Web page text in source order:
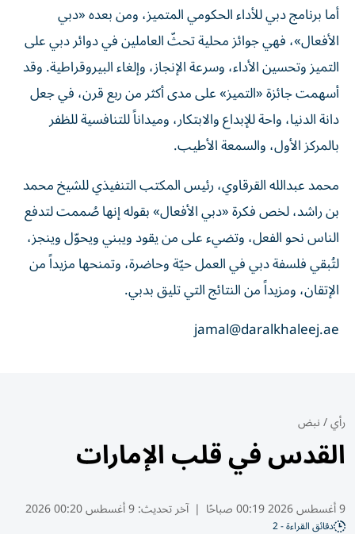
أما برنامج دبي للأداء الحكومي المتميز، ومن بعده «دبي
الأفعال»، فهي جوائز محلية تحثّ العاملين في دوائر دبي على
التميز وتحسين الأداء، وسرعة الإنجاز، وإلغاء البيروقراطية. وقد
أسهمت جائزة «التميز» على مدى أكثر من ربع قرن، في جعل
دانة الدنيا، واحة للإبداع والابتكار، وميداناً للتنافسية للظفر
بالمركز الأول، والسمعة الأطيب.
محمد عبدالله القرقاوي، رئيس المكتب التنفيذي للشيخ محمد
بن راشد، لخص فكرة «دبي الأفعال» بقوله إنها صُممت لتدفع
الناس نحو الفعل، وتضيء على من يقود ويبني ويحوّل وينجز،
لتُبقي فلسفة دبي في العمل حيّة وحاضرة، وتمنحها مزيداً من
الإتقان، ومزيداً من النتائج التي تليق بدبي.
jamal@daralkhaleej.ae
رأي/نبض
القدس في قلب الإمارات
9 أغسطس 2026 00:19 صباحًا | آخر تحديث:9 أغسطس 00:20 2026
دقائق القراءة - 2